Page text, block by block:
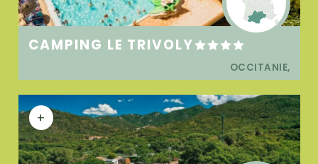
CAMPING LE TRIVOLY
OCCITANIE,
+